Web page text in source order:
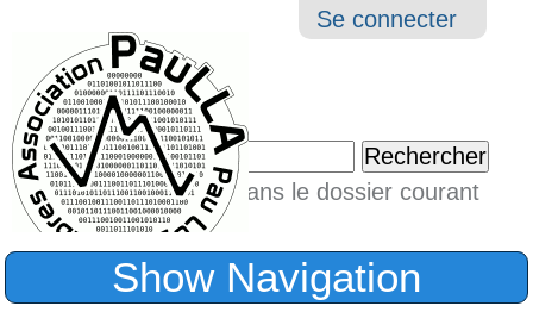
Outils
Se connecter
Chercher par
Seulement dans le dossier courant
Recherche
Show Navigation